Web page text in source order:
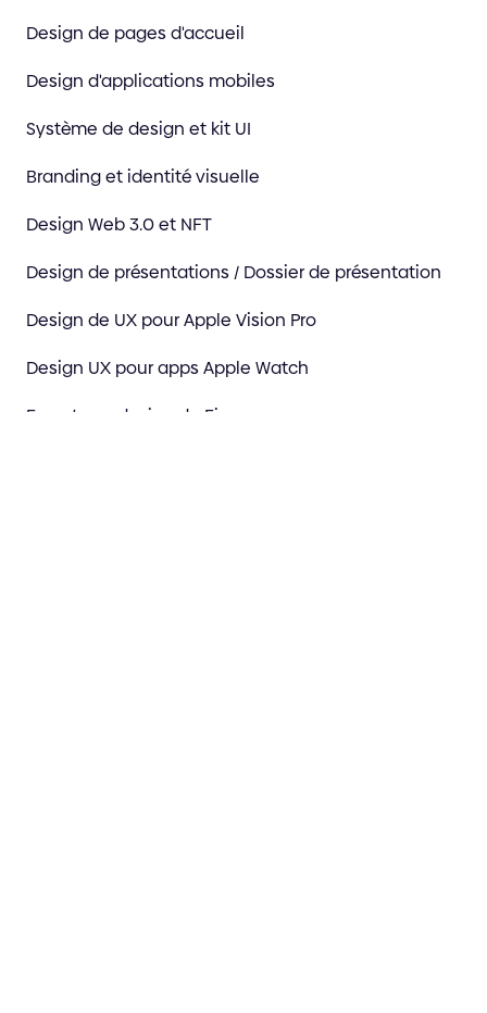
Design de pages d'accueil
Design d'applications mobiles
Système de design et kit UI
Branding et identité visuelle
Design Web 3.0 et NFT
Design de présentations / Dossier de présentation
Design de UX pour Apple Vision Pro
Design UX pour apps Apple Watch
Experts en design de Figma